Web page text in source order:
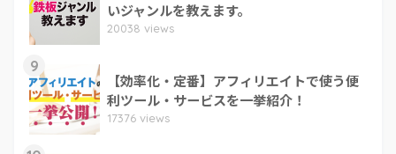
いジャンルを教えます。
20038 views
9
【効率化・定番】アフィリエイトで使う便
利ツール・サービスを一挙紹介！
17376 views